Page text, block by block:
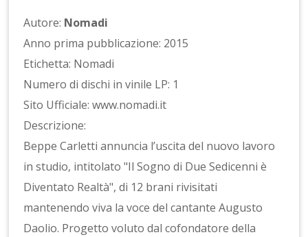
Autore: Nomadi
Anno prima pubblicazione: 2015
Etichetta: Nomadi
Numero di dischi in vinile LP: 1
Sito Ufficiale: www.nomadi.it
Descrizione:
Beppe Carletti annuncia l’uscita del nuovo lavoro
in studio, intitolato "Il Sogno di Due Sedicenni è
Diventato Realtà", di 12 brani rivisitati
mantenendo viva la voce del cantante Augusto
Daolio. Progetto voluto dal cofondatore della